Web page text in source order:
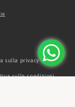
sulla privacy
sulle spedizioni